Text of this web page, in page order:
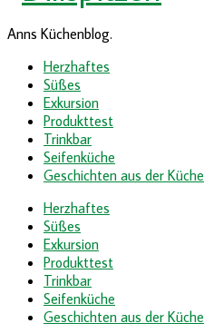
Anns Küchenblog.
Herzhaftes
Süßes
Exkursion
Produkttest
Trinkbar
Seifenküche
Geschichten aus der Küche
Herzhaftes
Süßes
Exkursion
Produkttest
Trinkbar
Seifenküche
Geschichten aus der Küche